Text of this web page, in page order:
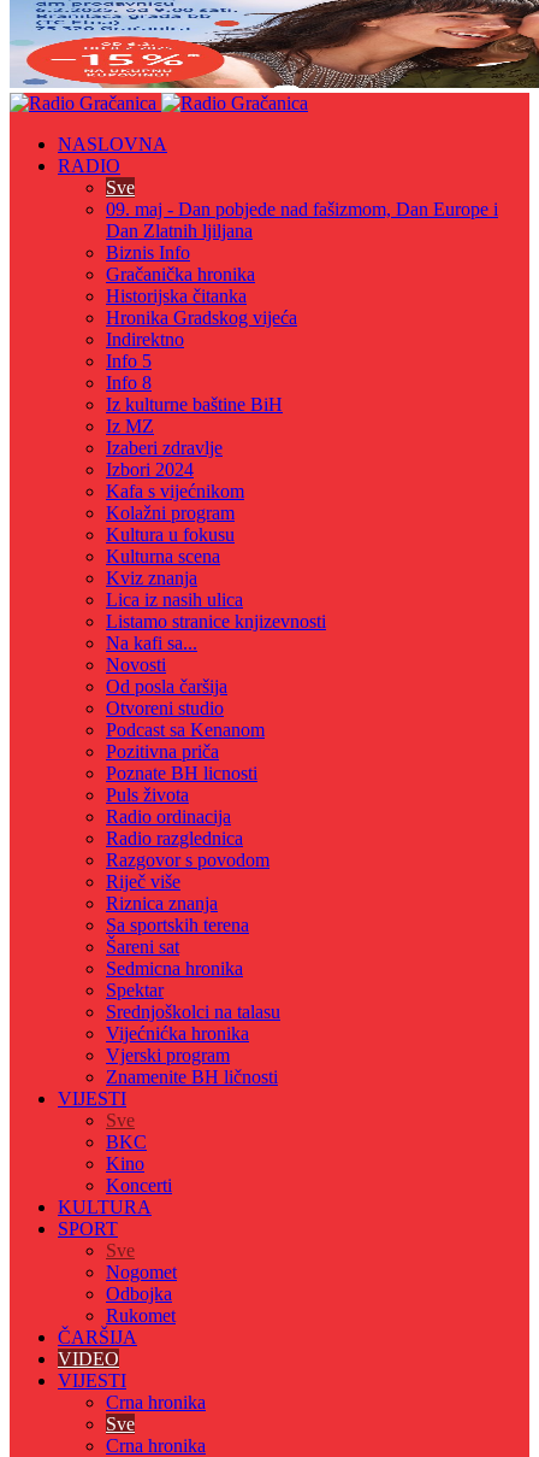
NASLOVNA
RADIO
Sve
09. maj - Dan pobjede nad fašizmom, Dan Europe i
Dan Zlatnih ljiljana
Biznis Info
Gračanička hronika
Historijska čitanka
Hronika Gradskog vijeća
Indirektno
Info 5
Info 8
Iz kulturne baštine BiH
Iz MZ
Izaberi zdravlje
Izbori 2024
Kafa s vijećnikom
Kolažni program
Kultura u fokusu
Kulturna scena
Kviz znanja
Lica iz nasih ulica
Listamo stranice knjizevnosti
Na kafi sa...
Novosti
Od posla čaršija
Otvoreni studio
Podcast sa Kenanom
Pozitivna priča
Poznate BH licnosti
Puls života
Radio ordinacija
Radio razglednica
Razgovor s povodom
Riječ više
Riznica znanja
Sa sportskih terena
Šareni sat
Sedmicna hronika
Spektar
Srednjoškolci na talasu
Vijećnićka hronika
Vjerski program
Znamenite BH ličnosti
VIJESTI
Sve
BKC
Kino
Koncerti
KULTURA
SPORT
Sve
Nogomet
Odbojka
Rukomet
ČARŠIJA
VIDEO
VIJESTI
Crna hronika
Sve
Crna hronika